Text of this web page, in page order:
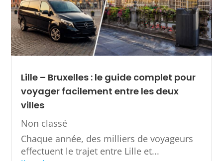
Lille – Bruxelles : le guide complet pour
voyager facilement entre les deux
villes
Non classé
Chaque année, des milliers de voyageurs
effectuent le trajet entre Lille et...